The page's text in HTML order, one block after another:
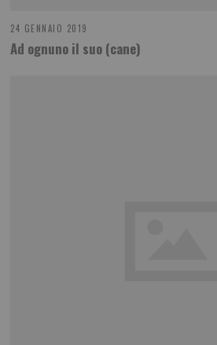
24 GENNAIO 2019
Ad ognuno il suo (cane)